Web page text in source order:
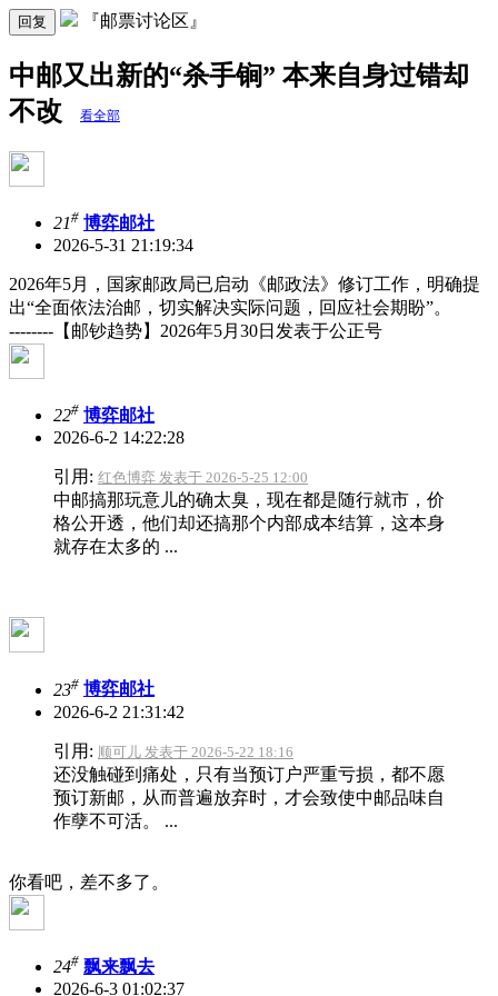
回复 『邮票讨论区』
中邮又出新的“杀手锏” 本来自身过错却
不改
看全部
21# 博弈邮社
2026-5-31 21:19:34
2026年5月，国家邮政局已启动《邮政法》修订工作，明确提
出“全面依法治邮，切实解决实际问题，回应社会期盼”。
--------【邮钞趋势】2026年5月30日发表于公正号
22# 博弈邮社
2026-6-2 14:22:28
引用: 红色博弈 发表于 2026-5-25 12:00
中邮搞那玩意儿的确太臭，现在都是随行就市，价
格公开透，他们却还搞那个内部成本结算，这本身
就存在太多的 ...
23# 博弈邮社
2026-6-2 21:31:42
引用: 顺可儿 发表于 2026-5-22 18:16
还没触碰到痛处，只有当预订户严重亏损，都不愿
预订新邮，从而普遍放弃时，才会致使中邮品味自
作孽不可活。 ...
你看吧，差不多了。
24# 飘来飘去
2026-6-3 01:02:37